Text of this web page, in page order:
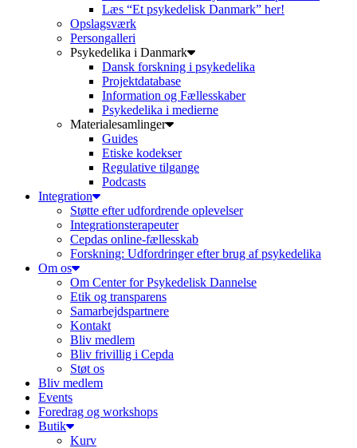
Læs “Et psykedelisk Danmark” her!
Opslagsværk
Persongalleri
Psykedelika i Danmark
Dansk forskning i psykedelika
Projektdatabase
Information og Fællesskaber
Psykedelika i medierne
Materialesamlinger
Guides
Etiske kodekser
Regulative tilgange
Podcasts
Integration
Støtte efter udfordrende oplevelser
Integrationsterapeuter
Cepdas online-fællesskab
Forskning: Udfordringer efter brug af psykedelika
Om os
Om Center for Psykedelisk Dannelse
Etik og transparens
Samarbejdspartnere
Kontakt
Bliv medlem
Bliv frivillig i Cepda
Støt os
Bliv medlem
Events
Foredrag og workshops
Butik
Kurv